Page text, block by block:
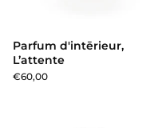
Parfum d'intērieur,
L’attente
€60,00